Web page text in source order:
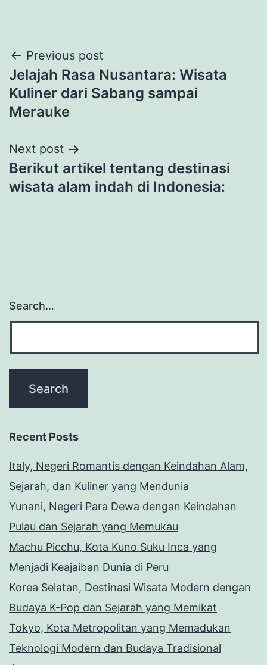
Post
navigation
Previous post
Jelajah Rasa Nusantara: Wisata
Kuliner dari Sabang sampai
Merauke
Next post
Berikut artikel tentang destinasi
wisata alam indah di Indonesia:
Search…
Recent Posts
Italy, Negeri Romantis dengan Keindahan Alam,
Sejarah, dan Kuliner yang Mendunia
Yunani, Negeri Para Dewa dengan Keindahan
Pulau dan Sejarah yang Memukau
Machu Picchu, Kota Kuno Suku Inca yang
Menjadi Keajaiban Dunia di Peru
Korea Selatan, Destinasi Wisata Modern dengan
Budaya K-Pop dan Sejarah yang Memikat
Tokyo, Kota Metropolitan yang Memadukan
Teknologi Modern dan Budaya Tradisional